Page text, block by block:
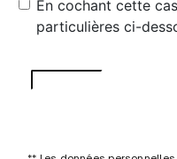
En cochant cette
particulières ci-